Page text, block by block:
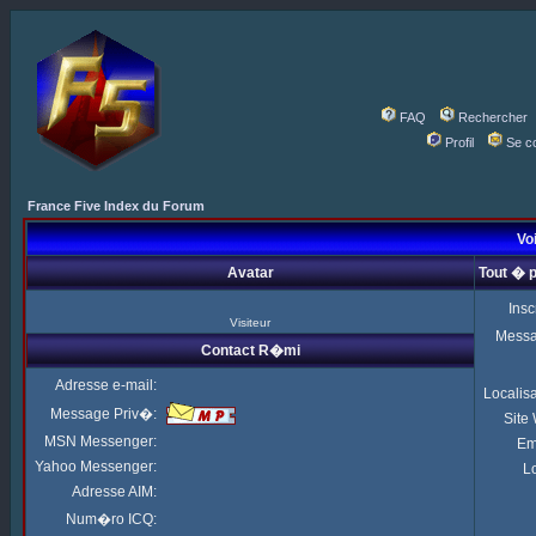
FAQ
Rechercher
Profil
Se
France Five Index du Forum
Avatar
Tout �
Visiteur
Site
Contact R�mi
Adresse e-mail:
Message Priv�:
MSN Messenger:
Yahoo Messenger:
Adresse AIM:
Num�ro ICQ: